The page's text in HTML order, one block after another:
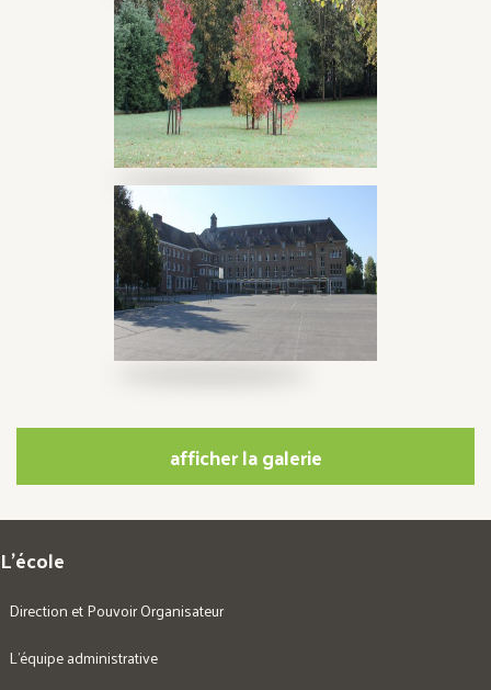
afficher la galerie
L’école
Direction et Pouvoir Organisateur
L’équipe administrative